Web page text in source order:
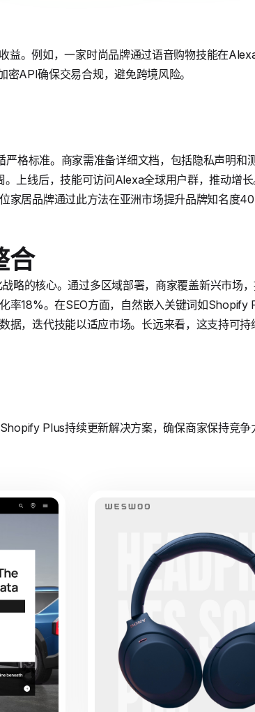
益。例如，一家时尚品牌通过语音购物技能在
API确保交易合规，避免跨境风险。
格标准。商家需准备详细文档，包括隐私声明
上线后，技能可访问Alexa全球用户群，推动增
家居品牌通过此方法在亚洲市场提升品牌知名度
合
略的核心。通过多区域部署，商家覆盖新兴市场，
率18%。在SEO方面，自然嵌入关键词如Shopify
据，迭代技能以适应市场。长远来看，这支持可
Plus持续更新解决方案，确保商家保持竞